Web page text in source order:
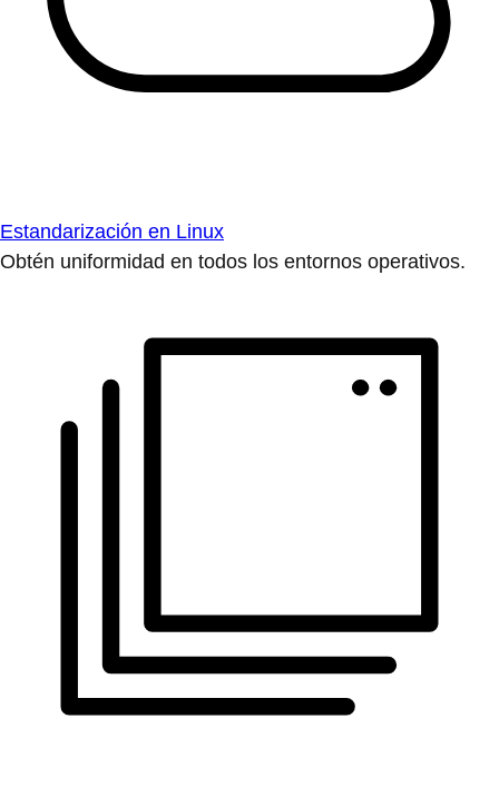
Estandarización en Linux
Obtén uniformidad en todos los entornos operativos.